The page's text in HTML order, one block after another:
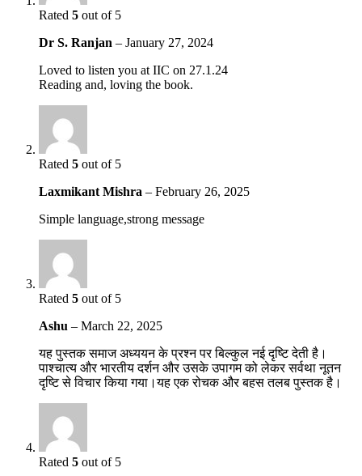
Rated 5 out of 5
Dr S. Ranjan – January 27, 2024
Loved to listen you at IIC on 27.1.24
Reading and, loving the book.
Rated 5 out of 5
Laxmikant Mishra – February 26, 2025
Simple language,strong message
Rated 5 out of 5
Ashu – March 22, 2025
यह पुस्तक समाज अध्ययन के प्रश्न पर बिल्कुल नई दृष्टि देती है।
पाश्चात्य और भारतीय दर्शन और उसके उपागम को लेकर सर्वथा नूतन
दृष्टि से विचार किया गया।यह एक रोचक और बहस तलब पुस्तक है।
Rated 5 out of 5